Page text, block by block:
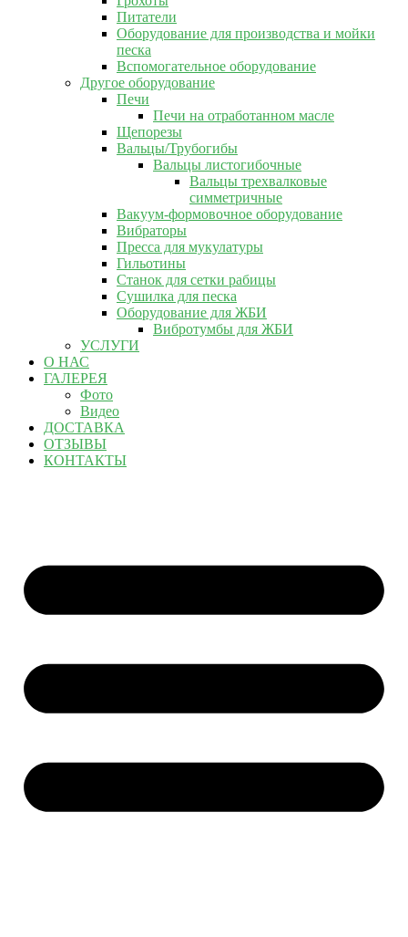
Питатели
Оборудование для производства и мойки
песка
Вспомогательное оборудование
Другое оборудование
Печи
Печи на отработанном масле
Щепорезы
Вальцы/Трубогибы
Вальцы листогибочные
Вальцы трехвалковые
симметричные
Вакуум-формовочное оборудование
Вибраторы
Пресса для мукулатуры
Гильотины
Станок для сетки рабицы
Сушилка для песка
Оборудование для ЖБИ
Вибротумбы для ЖБИ
УСЛУГИ
О НАС
ГАЛЕРЕЯ
Фото
Видео
ДОСТАВКА
ОТЗЫВЫ
КОНТАКТЫ